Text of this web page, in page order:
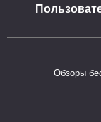
Обзоры